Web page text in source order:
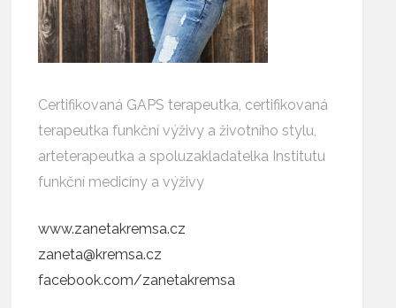
Certifikovaná GAPS terapeutka, certifikovaná
terapeutka funkční výživy a životního stylu,
arteterapeutka a spoluzakladatelka Institutu
funkční medicíny a výživy
www.zanetakremsa.cz
zaneta@kremsa.cz
facebook.com/zanetakremsa